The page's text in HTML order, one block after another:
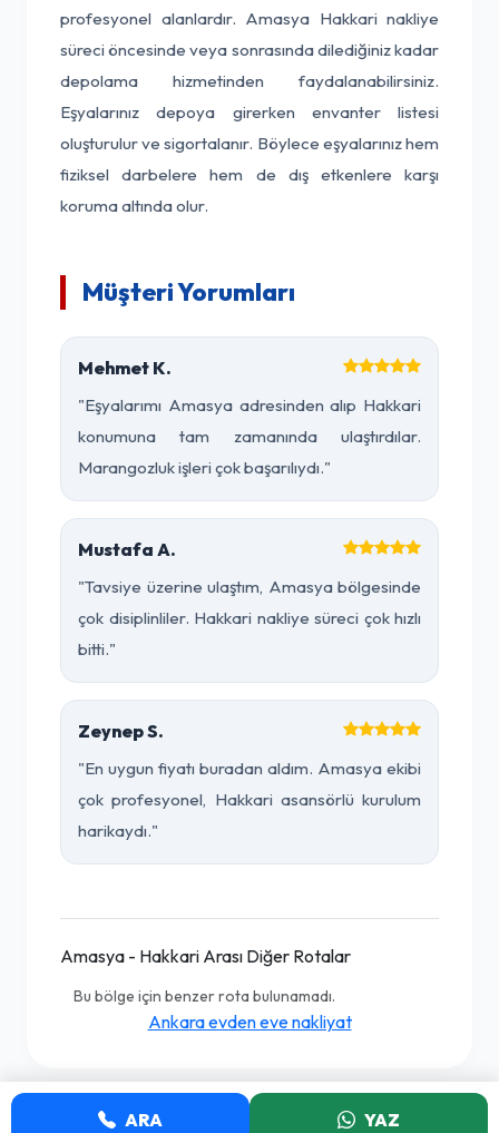
profesyonel alanlardır. Amasya Hakkari nakliye
süreci öncesinde veya sonrasında dilediğiniz kadar
depolama hizmetinden faydalanabilirsiniz.
Eşyalarınız depoya girerken envanter listesi
oluşturulur ve sigortalanır. Böylece eşyalarınız hem
fiziksel darbelere hem de dış etkenlere karşı
koruma altında olur.
Müşteri Yorumları
Mehmet K.
"Eşyalarımı Amasya adresinden alıp Hakkari
konumuna tam zamanında ulaştırdılar.
Marangozluk işleri çok başarılıydı."
Mustafa A.
"Tavsiye üzerine ulaştım, Amasya bölgesinde
çok disiplinliler. Hakkari nakliye süreci çok hızlı
bitti."
Zeynep S.
"En uygun fiyatı buradan aldım. Amasya ekibi
çok profesyonel, Hakkari asansörlü kurulum
harikaydı."
Amasya - Hakkari Arası Diğer Rotalar
Bu bölge için benzer rota bulunamadı.
Ankara evden eve nakliyat
ARA YAZ